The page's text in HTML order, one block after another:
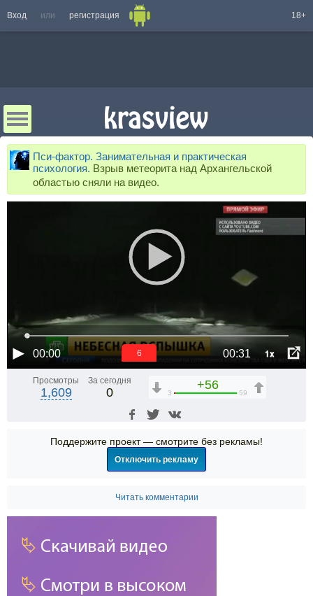
Вход или регистрация 18+
Пси-фактор. Занимательная и практическая
психология. Взрыв метеорита над Архангельской
областью сняли на видео.
00:00 00:31 1x
6
Просмотры
1,609
За сегодня
0
+56
3 59
Поддержите проект — смотрите без рекламы!
Отключить рекламу
Читать комментарии